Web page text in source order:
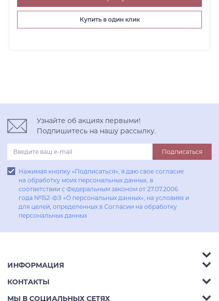
Купить в один клик
Узнайте об акциях первыми!
Подпишитесь на нашу рассылку.
Подписаться
Нажимая кнопку «Подписаться», я даю свое согласие
на обработку моих персональных данных, в
соответствии с Федеральным законом от 27.07.2006
года №152-ФЗ «О персональных данных», на условиях и
для целей, определенных в Согласии на обработку
персональных данных
Аксессуары
Гостиные
ИНФОРМАЦИЯ
Акции
КОНТАКТЫ
Телефон: 8 (800) 302-42-39
МЫ В СОЦИАЛЬНЫХ СЕТЯХ